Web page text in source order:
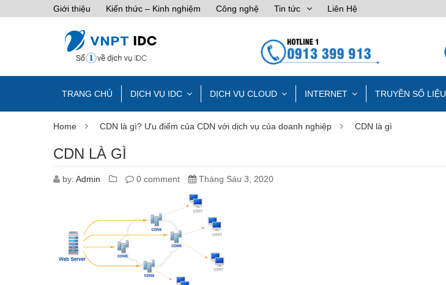
Giới thiệu Kiến thức – Kinh nghiệm Công nghệ Tin tức Liên Hệ
TRANG CHỦ DỊCH VỤ IDC DỊCH VỤ CLOUD INTERNET TRUYỀN SỐ LIỆU
Home CDN là gì? Ưu điểm của CDN với dịch vụ của doanh nghiệp CDN là gì
CDN LÀ GÌ
by: Admin 0 comment Tháng Sáu 3, 2020